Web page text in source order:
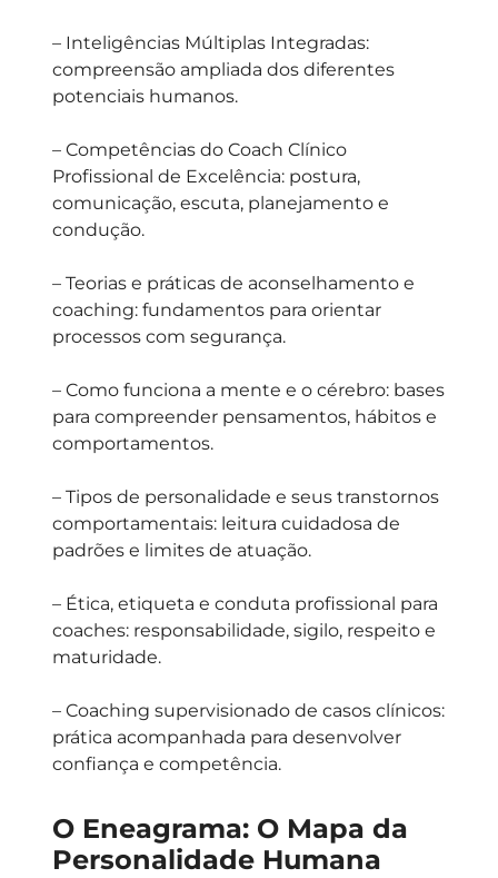
– Inteligências Múltiplas Integradas:
compreensão ampliada dos diferentes
potenciais humanos.
– Competências do Coach Clínico
Profissional de Excelência:postura,
comunicação, escuta, planejamento e
condução.
– Teorias e práticas de aconselhamento e
coaching:fundamentos para orientar
processos com segurança.
– Como funciona a mente e o cérebro:bases
para compreender pensamentos, hábitos e
comportamentos.
– Tipos de personalidade e seus transtornos
comportamentais:leitura cuidadosa de
padrões e limites de atuação.
– Ética, etiqueta e conduta profissional para
coaches:responsabilidade, sigilo, respeito e
maturidade.
– Coaching supervisionado de casos clínicos:
prática acompanhada para desenvolver
confiança e competência.
O Eneagrama: O Mapa da
Personalidade Humana